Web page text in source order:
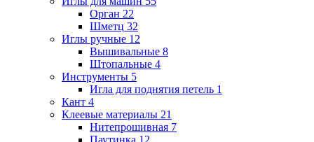
Орган 22
Шметц 32
Иглы ручные 12
Вышивальные 8
Штопальные 4
Инструменты 5
Игла для поднятия петель 1
Кант 4
Клеевые материалы 21
Нитепрошивная 7
Паутинка 12